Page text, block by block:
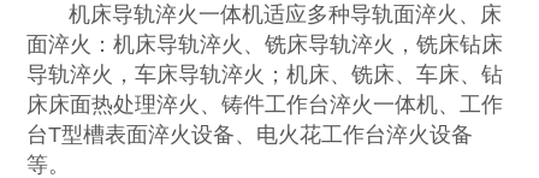
机床导轨淬火一体机适应多种导轨面淬火、床
面淬火：机床导轨淬火、铣床导轨淬火，铣床钻床
导轨淬火，车床导轨淬火；机床、铣床、车床、钻
床床面热处理淬火、铸件工作台淬火一体机、工作
台T型槽表面淬火设备、电火花工作台淬火设备
等。